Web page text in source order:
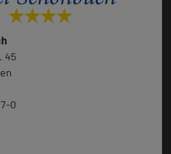
45
0